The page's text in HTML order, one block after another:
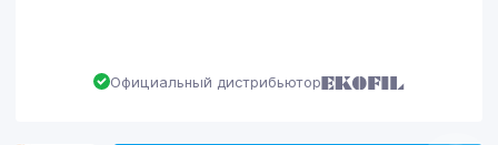
Официальный дистрибьютор